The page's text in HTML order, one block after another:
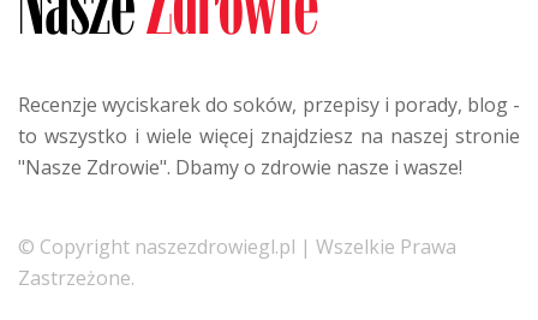
Recenzje wyciskarek do soków, przepisy i porady, blog -
to wszystko i wiele więcej znajdziesz na naszej stronie
"Nasze Zdrowie". Dbamy o zdrowie nasze i wasze!
© Copyright naszezdrowiegl.pl | Wszelkie Prawa
Zastrzeżone.